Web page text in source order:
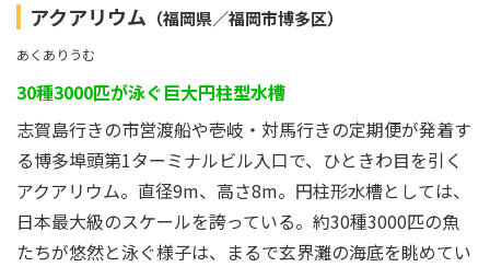
アクアリウム （福岡県／福岡市博多区）
あくありうむ
30種3000匹が泳ぐ巨大円柱型水槽
志賀島行きの市営渡船や壱岐・対馬行きの定期便が発着す
る博多埠頭第1ターミナルビル入口で、ひときわ目を引く
アクアリウム。直径9m、高さ8m。円柱形水槽としては、
日本最大級のスケールを誇っている。約30種3000匹の魚
たちが悠然と泳ぐ様子は、まるで玄界灘の海底を眺めてい